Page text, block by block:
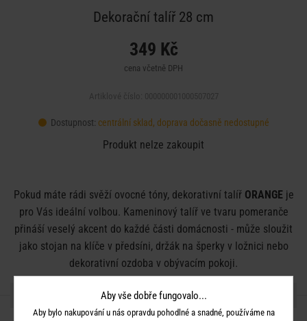
Dekorační talíř 28 cm
349 Kč
cena včetně DPH
Dostupnost: centrální sklad, doprava dočasně nedostupné
Produkt nelze zakoupit
Pokud máte rádi svěží ovocné tóny, dekorativní talíř ORANGE je
pro Vás ideální volbou. Kameninový talíř ve tvaru pomeranče
přináší veselý akcent do každé části domácnosti - může sloužit
jako stojan na klíče v předsíni, držák na šperky v ložnici nebo
dekorativní ozdoba v obývacím pokoji.
DETAILY PRODUKTU
Aby vše dobře fungovalo...
Aby bylo nakupování u nás opravdu pohodlné a snadné, používáme na